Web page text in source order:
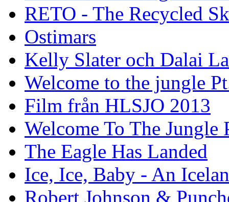
RETO - The Recycled
Ostimars
Kelly Slater och Dalai
Welcome to the jungle
Film från HLSJO 2013
Welcome To The Jungle
The Eagle Has Landed
Ice, Ice, Baby - An
Robert Johnson &